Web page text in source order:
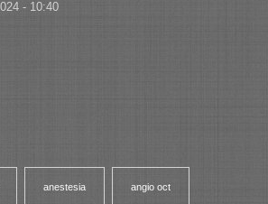
- 10:40
anestesia angio oct